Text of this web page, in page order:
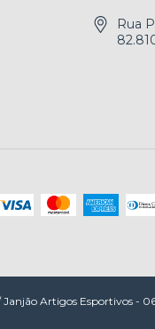
Rua
Artigos Esportivos -